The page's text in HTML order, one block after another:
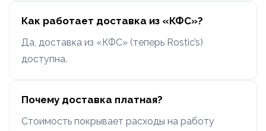
Как работает доставка из «КФС»?
Да, доставка из «КФС» (теперь Rostic’s)
доступна.
Почему доставка платная?
Стоимость покрывает расходы на работу